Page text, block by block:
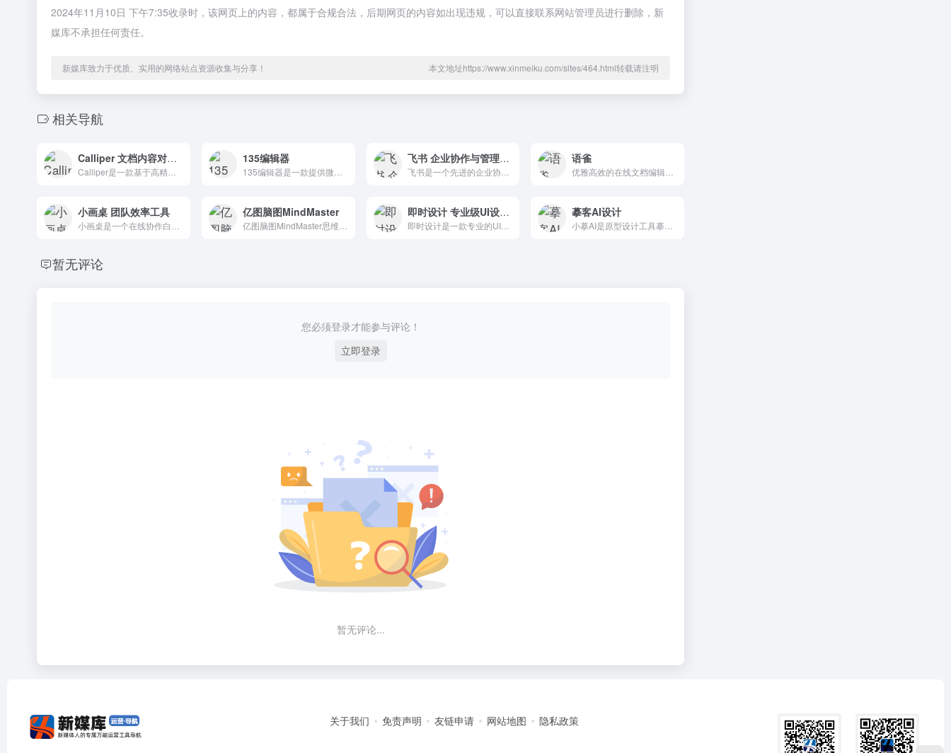
2024年11月10日 下午7:35收录时，该网页上的内容，都属于合规合法，后期网页的内容如出现违规，可以直接联系网站管理员进行删除，新
媒库不承担任何责任。
新媒库致力于优质、实用的网络站点资源收集与分享！ 本文地址https://www.xinmeiku.com/sites/464.html转载请注明
相关导航
Calliper 文档内容对比神器 135编辑器 飞书 企业协作与管理平台
飞书是一个先进的企业协作管理平台，不仅一站式集成了即时通讯、智能日历、音视频会议、飞书文档、云盘等办公协作套件，还提供飞书OKR、飞书招聘、飞书业绩等组织管理产品。
语雀
小画桌 团队效率工具 亿图脑图MindMaster 即时设计 专业级UI设计工具
即时设计是一款专业的UI设计工具，支持在线协作。它支持Sketch、Figma和XD格式导入，大量高质量的设计资源随时可用。
摹客AI设计
暂无评论
您必须登录才能参与评论！
立即登录
暂无评论...
关于我们 免责声明 友链申请 网站地图 隐私政策